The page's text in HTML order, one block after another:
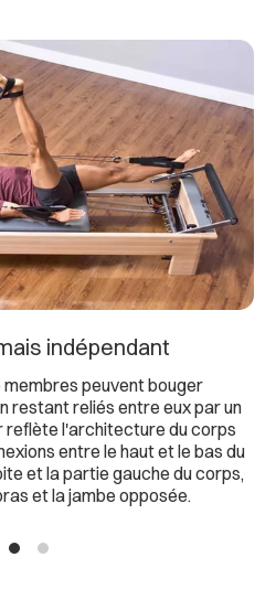
indépendant
peuvent bouger
restant reliés entre eux par un
reflète l'architecture du corps
entre le haut et le bas du
et la partie gauche du corps,
et la jambe opposée.